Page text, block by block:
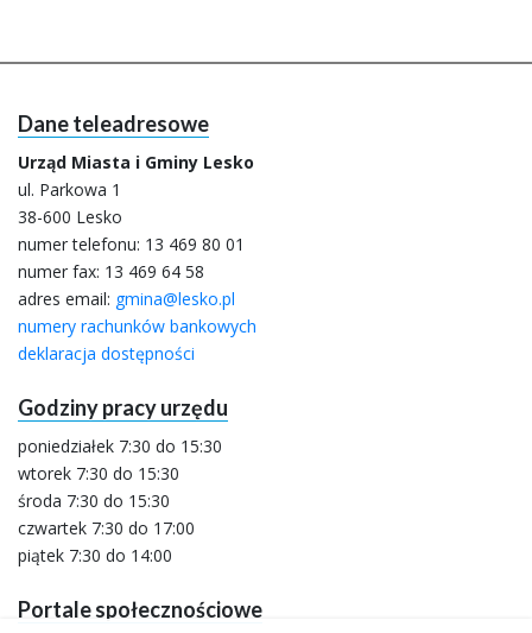
Dane teleadresowe
Urząd Miasta i Gminy Lesko
ul. Parkowa 1
38-600 Lesko
numer telefonu: 13 469 80 01
numer fax: 13 469 64 58
adres email: gmina@lesko.pl
numery rachunków bankowych
deklaracja dostępności
Godziny pracy urzędu
poniedziałek 7:30 do 15:30
wtorek 7:30 do 15:30
środa 7:30 do 15:30
czwartek 7:30 do 17:00
piątek 7:30 do 14:00
Portale społecznościowe